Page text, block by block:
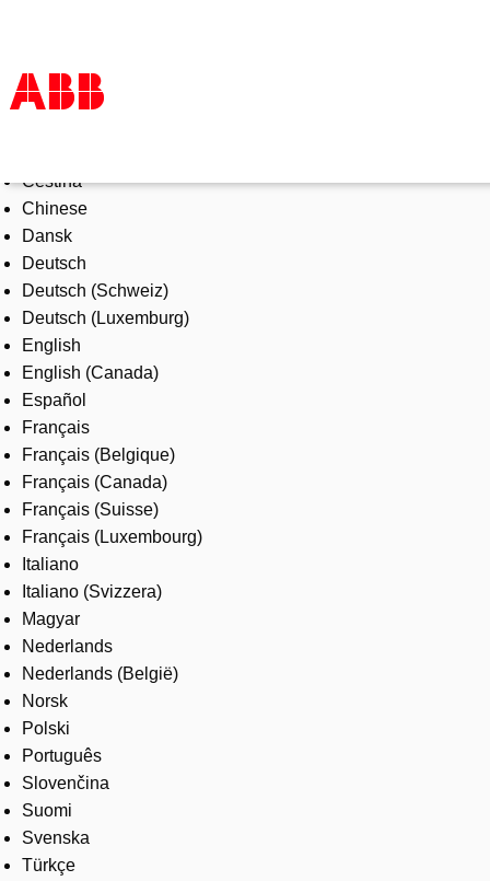
Products & Solutions
Industries
Services
About us
Where to buy
Contact us
Careers
Čeština
Chinese
Dansk
Deutsch
Deutsch (Schweiz)
Deutsch (Luxemburg)
English
English (Canada)
Español
Français
Français (Belgique)
Français (Canada)
Français (Suisse)
Français (Luxembourg)
Italiano
Italiano (Svizzera)
Magyar
Nederlands
Nederlands (België)
Norsk
Polski
Português
Slovenčina
Suomi
Svenska
Türkçe